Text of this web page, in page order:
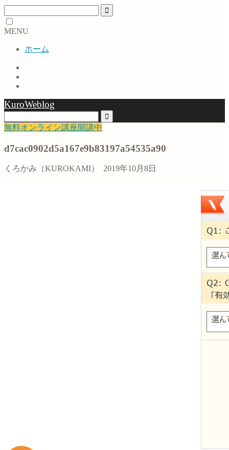
MENU
ホーム
KuroWeblog
無料オンライン講座開講中
d7cac0902d5a167e9b83197a54535a90
くろかみ（KUROKAMI） 2019年10月8日